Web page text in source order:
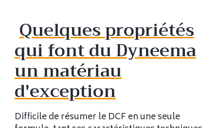
Quelques propriétés
qui font du Dyneema
un matériau
d'exception
Difficile de résumer le DCF en une seule